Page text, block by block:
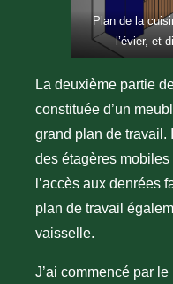
Plan de la
l’évier, et
La deuxième partie
constituée d’un
grand plan de travail.
des étagères
l’accès aux denrées
plan de travail
vaisselle.
J’ai commencé par